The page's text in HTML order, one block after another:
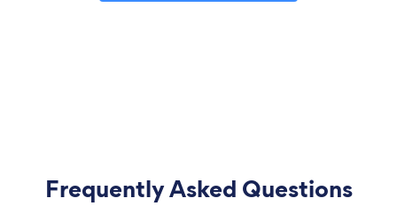
Frequently Asked Questions